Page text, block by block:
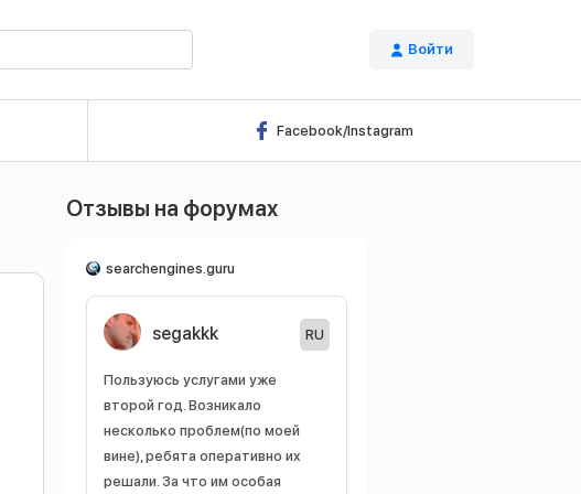
Войти
Facebook/Instagram
Отзывы на форумах
searchengines.guru
segakkk RU
Пользуюсь услугами уже
второй год. Возникало
несколько проблем(по моей
вине), ребята оперативно их
решали. За что им особая